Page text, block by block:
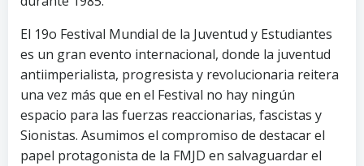
El 19o Festival Mundial de la Juventud y Estudiantes
es un gran evento internacional, donde la juventud
antiimperialista, progresista y revolucionaria reitera
una vez más que en el Festival no hay ningún
espacio para las fuerzas reaccionarias, fascistas y
Sionistas. Asumimos el compromiso de destacar el
papel protagonista de la FMJD en salvaguardar el